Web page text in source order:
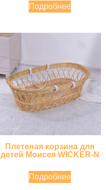
Подробнее
Плетеная корзина для
детей Моисея WICKER-N
Подробнее